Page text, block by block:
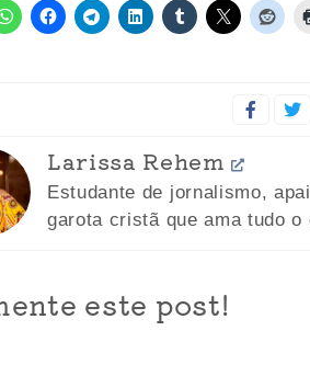
Larissa Rehem
Estudante de jornalismo,
garota cristã que ama tudo
este post!